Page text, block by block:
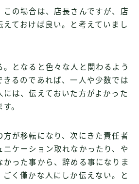
この場合は、店長さんですが、店
ておけば良い。と考えていまし
。となると色々な人と関わるよう
きるのであれば、一人や少数では
には、伝えておいた方がよかった
。
方が移転になり、次にきた責任者
ニケーション取れなかったり、や
かった事から、辞める事になりま
ごく僅かな人にしか伝えない。と